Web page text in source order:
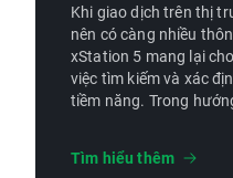
Khi giao dịch trên thị
nên có càng nhiều
xStation 5 mang lại
việc tìm kiếm và xác
tiềm năng. Trong
tốt hơn.
Tìm hiểu thêm